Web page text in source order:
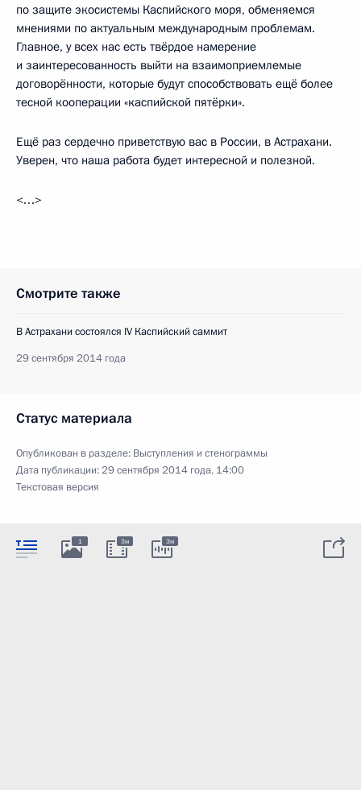
по защите экосистемы Каспийского моря, обменяемся
мнениями по актуальным международным проблемам.
Главное, у всех нас есть твёрдое намерение
и заинтересованность выйти на взаимоприемлемые
договорённости, которые будут способствовать ещё более
тесной кооперации «каспийской пятёрки».
Ещё раз сердечно приветствую вас в России, в Астрахани.
Уверен, что наша работа будет интересной и полезной.
<…>
Смотрите также
В Астрахани состоялся IV Каспийский саммит
29 сентября 2014 года
Статус материала
Опубликован в разделе: Выступления и стенограммы
Дата публикации:29 сентября 2014 года, 14:00
Текстовая версия
1 3м 3м